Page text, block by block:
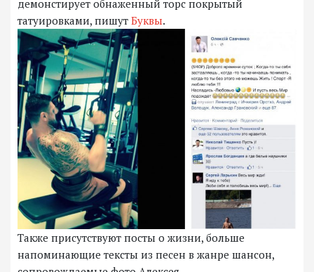
демонстирует обнаженный торс покрытый
татуировками, пишут Буквы.
Также присутствуют посты о жизни, больше
напоминающие тексты из песен в жанре шансон,